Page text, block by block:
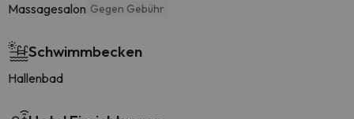
Massagesalon Gegen Gebühr
Schwimmbecken
Hallenbad